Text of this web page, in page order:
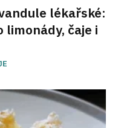
lékařské:
limonády, čaje i